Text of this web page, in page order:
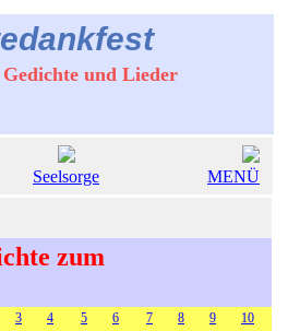
und Lieder
Seelsorge MENÜ
zum
3 4 5 6 7 8 9
10